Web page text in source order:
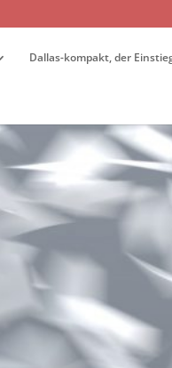
Dallas-kompakt, der